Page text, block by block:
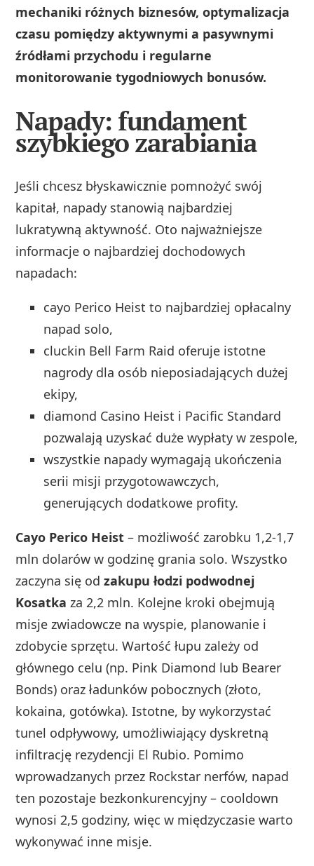
mechaniki różnych biznesów, optymalizacja
czasu pomiędzy aktywnymi a pasywnymi
źródłami przychodu i regularne
monitorowanie tygodniowych bonusów.
Napady: fundament
szybkiego zarabiania
Jeśli chcesz błyskawicznie pomnożyć swój
kapitał, napady stanowią najbardziej
lukratywną aktywność. Oto najważniejsze
informacje o najbardziej dochodowych
napadach:
cayo Perico Heist to najbardziej opłacalny
napad solo,
cluckin Bell Farm Raid oferuje istotne
nagrody dla osób nieposiadających dużej
ekipy,
diamond Casino Heist i Pacific Standard
pozwalają uzyskać duże wypłaty w zespole,
wszystkie napady wymagają ukończenia
serii misji przygotowawczych,
generujących dodatkowe profity.
Cayo Perico Heist – możliwość zarobku 1,2-1,7
mln dolarów w godzinę grania solo. Wszystko
zaczyna się odzakupu łodzi podwodnej
Kosatka za 2,2 mln. Kolejne kroki obejmują
misje zwiadowcze na wyspie, planowanie i
zdobycie sprzętu. Wartość łupu zależy od
głównego celu (np. Pink Diamond lub Bearer
Bonds) oraz ładunków pobocznych (złoto,
kokaina, gotówka). Istotne, by wykorzystać
tunel odpływowy, umożliwiający dyskretną
infiltrację rezydencji El Rubio. Pomimo
wprowadzanych przez Rockstar nerfów, napad
ten pozostaje bezkonkurencyjny – cooldown
wynosi 2,5 godziny, więc w międzyczasie warto
wykonywać inne misje.